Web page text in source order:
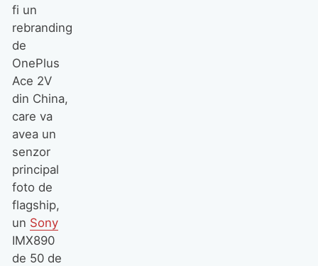
fi un
rebranding
de
OnePlus
Ace 2V
din China,
care va
avea un
senzor
principal
foto de
flagship,
un Sony
IMX890
de 50 de